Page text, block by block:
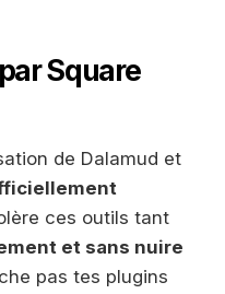
Square
de Dalamud et
ces outils tant
et sans nuire
pas tes plugins